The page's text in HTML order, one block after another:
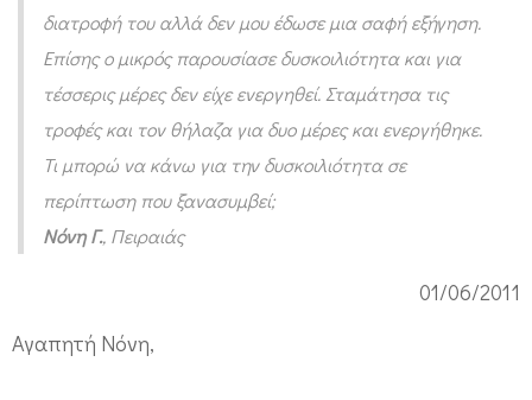
ε
ύ
διατροφή του αλλά δεν μου έδωσε μια σαφή εξήγηση.
Επίσης ο μικρός παρουσίασε δυσκοιλιότητα και για
τέσσερις μέρες δεν είχε ενεργηθεί. Σταμάτησα τις
τροφές και τον θήλαζα για δυο μέρες και ενεργήθηκε.
Τι μπορώ να κάνω για την δυσκοιλιότητα σε
περίπτωση που ξανασυμβεί;
Νόνη Γ., Πειραιάς
01/06/2011
Αγαπητή Νόνη,